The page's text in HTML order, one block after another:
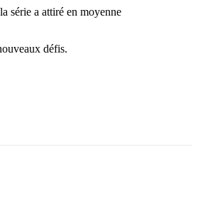
série a attiré en moyenne
défis.